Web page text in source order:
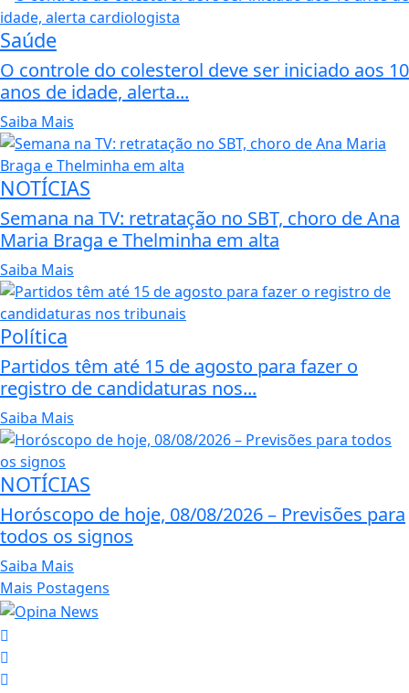
Saúde
O controle do colesterol deve ser iniciado aos 10
anos de idade, alerta...
Saiba Mais
NOTÍCIAS
Semana na TV: retratação no SBT, choro de Ana
Maria Braga e Thelminha em alta
Saiba Mais
Política
Partidos têm até 15 de agosto para fazer o
registro de candidaturas nos...
Saiba Mais
NOTÍCIAS
Horóscopo de hoje, 08/08/2026 – Previsões para
todos os signos
Saiba Mais
Mais Postagens